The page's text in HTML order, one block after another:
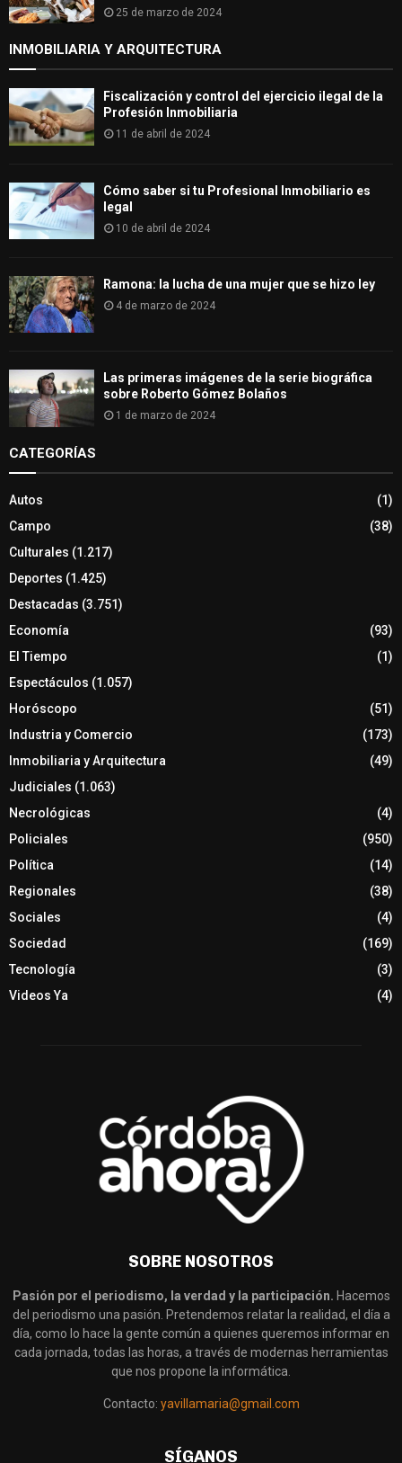
25 de marzo de 2024
INMOBILIARIA Y ARQUITECTURA
Fiscalización y control del ejercicio ilegal de la
Profesión Inmobiliaria
11 de abril de 2024
Cómo saber si tu Profesional Inmobiliario es
legal
10 de abril de 2024
Ramona: la lucha de una mujer que se hizo ley
4 de marzo de 2024
Las primeras imágenes de la serie biográfica
sobre Roberto Gómez Bolaños
1 de marzo de 2024
CATEGORÍAS
Autos
(1)
Campo
(38)
Culturales (1.217)
Deportes (1.425)
Destacadas (3.751)
Economía
(93)
El Tiempo
(1)
Espectáculos (1.057)
Horóscopo
(51)
Industria y Comercio
(173)
Inmobiliaria y Arquitectura
(49)
Judiciales (1.063)
Necrológicas
(4)
Policiales
(950)
Política
(14)
Regionales
(38)
Sociales
(4)
Sociedad
(169)
Tecnología
(3)
Videos Ya
(4)
SOBRE NOSOTROS
Pasión por el periodismo, la verdad y la participación. Hacemos
del periodismo una pasión. Pretendemos relatar la realidad, el día a
día, como lo hace la gente común a quienes queremos informar en
cada jornada, todas las horas, a través de modernas herramientas
que nos propone la informática.
Contacto: yavillamaria@gmail.com
SÍGANOS